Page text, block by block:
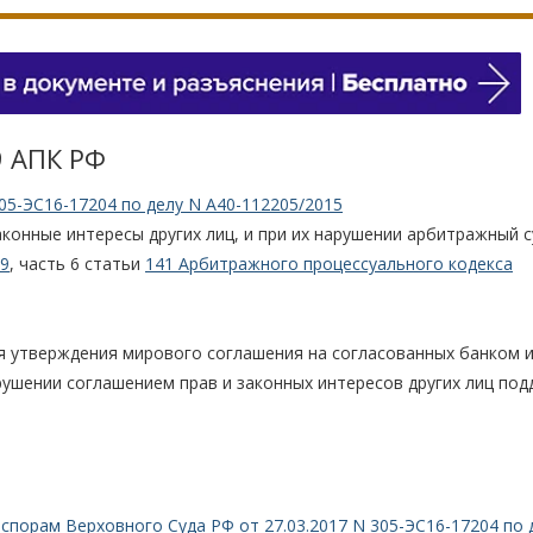
АПК РФ
ЭС16-17204 по делу N А40-112205/2015
интересы других лиц, и при их нарушении арбитражный
, часть 6 статьи 141 Арбитражного процессуального кодекса
утверждения мирового соглашения на согласованных банком и
соглашением прав и законных интересов других лиц
Верховного Суда РФ от 27.03.2017 N 305-ЭС16-17204 по